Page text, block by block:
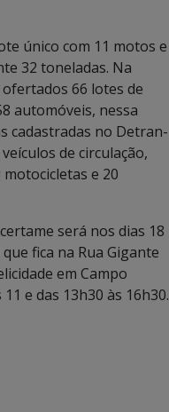
único com 11 motos e
32 toneladas. Na
66 lotes de
automóveis, nessa
cadastradas no Detran-
de circulação,
e 20
será nos dias 18
fica na Rua Gigante
em Campo
e das 13h30 às 16h30.